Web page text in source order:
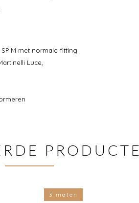
M met normale fitting
Luce,
3 maten